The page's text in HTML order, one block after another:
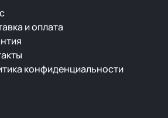
и оплата
конфиденциальности